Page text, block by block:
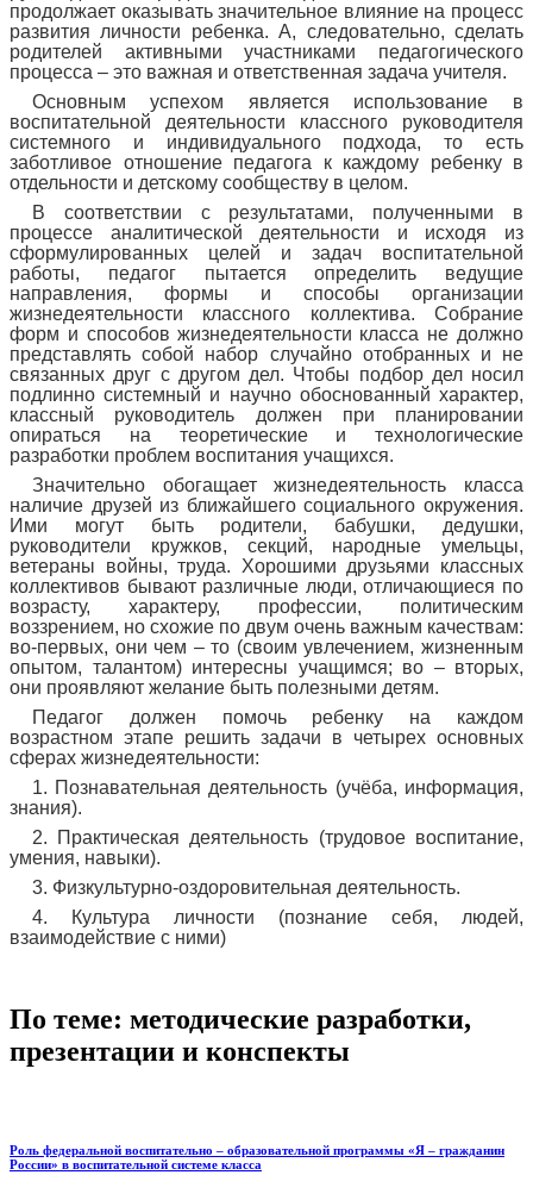
продолжает оказывать значительное влияние на процесс
развития личности ребенка. А, следовательно, сделать
родителей активными участниками педагогического
процесса – это важная и ответственная задача учителя.
Основным успехом является использование в
воспитательной деятельности классного руководителя
системного и индивидуального подхода, то есть
заботливое отношение педагога к каждому ребенку в
отдельности и детскому сообществу в целом.
В соответствии с результатами, полученными в
процессе аналитической деятельности и исходя из
сформулированных целей и задач воспитательной
работы, педагог пытается определить ведущие
направления, формы и способы организации
жизнедеятельности классного коллектива. Собрание
форм и способов жизнедеятельности класса не должно
представлять собой набор случайно отобранных и не
связанных друг с другом дел. Чтобы подбор дел носил
подлинно системный и научно обоснованный характер,
классный руководитель должен при планировании
опираться на теоретические и технологические
разработки проблем воспитания учащихся.
Значительно обогащает жизнедеятельность класса
наличие друзей из ближайшего социального окружения.
Ими могут быть родители, бабушки, дедушки,
руководители кружков, секций, народные умельцы,
ветераны войны, труда. Хорошими друзьями классных
коллективов бывают различные люди, отличающиеся по
возрасту, характеру, профессии, политическим
воззрением, но схожие по двум очень важным качествам:
во-первых, они чем – то (своим увлечением, жизненным
опытом, талантом) интересны учащимся; во – вторых,
они проявляют желание быть полезными детям.
Педагог должен помочь ребенку на каждом
возрастном этапе решить задачи в четырех основных
сферах жизнедеятельности:
1. Познавательная деятельность (учёба, информация,
знания).
2. Практическая деятельность (трудовое воспитание,
умения, навыки).
3. Физкультурно-оздоровительная деятельность.
4. Культура личности (познание себя, людей,
взаимодействие с ними)
По теме: методические разработки,
презентации и конспекты
Роль федеральной воспитательно – образовательной программы «Я – гражданин
России» в воспитательной системе класса